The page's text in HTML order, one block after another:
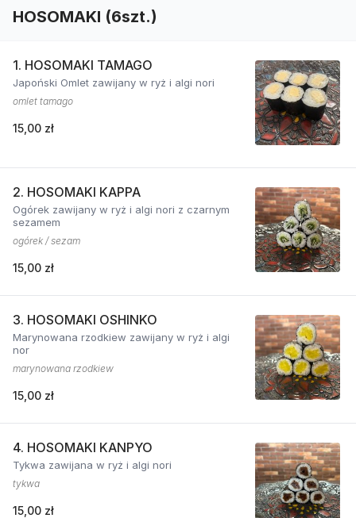
HOSOMAKI (6szt.)
1. HOSOMAKI TAMAGO
Japoński Omlet zawijany w ryż i algi nori
omlet tamago
15,00 zł
2. HOSOMAKI KAPPA
Ogórek zawijany w ryż i algi nori z czarnym
sezamem
ogórek / sezam
15,00 zł
3. HOSOMAKI OSHINKO
Marynowana rzodkiew zawijany w ryż i algi
nor
marynowana rzodkiew
15,00 zł
4. HOSOMAKI KANPYO
Tykwa zawijana w ryż i algi nori
tykwa
15,00 zł